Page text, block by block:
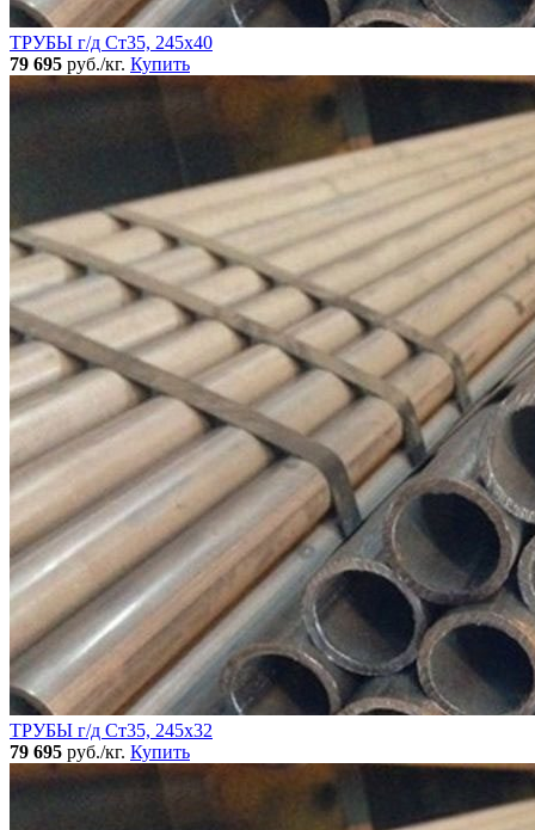
ТРУБЫ г/д Ст35, 245х40
79 695 руб./кг. Купить
ТРУБЫ г/д Ст35, 245х32
79 695 руб./кг. Купить